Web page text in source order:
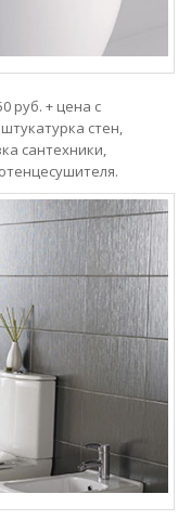
руб. + цена с
стен,
сантехники,